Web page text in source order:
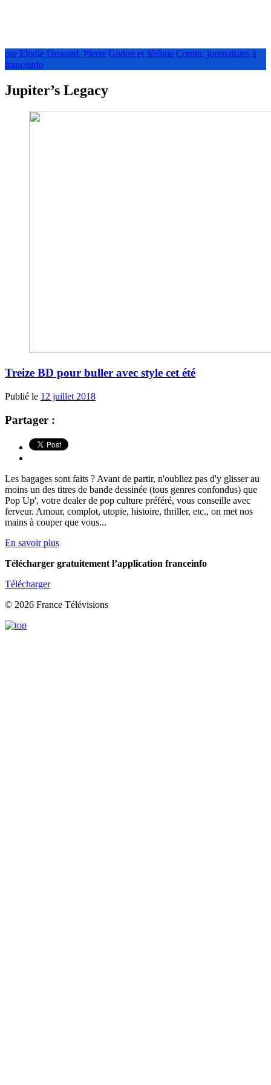
par Elodie Drouard, Pierre Godon et Jérôme Comin, journalistes à
franceinfo
Jupiter’s Legacy
Treize BD pour buller avec style cet été
Publié le 12 juillet 2018
Partager :
Les bagages sont faits ? Avant de partir, n'oubliez pas d'y glisser au
moins un des titres de bande dessinée (tous genres confondus) que
Pop Up', votre dealer de pop culture préféré, vous conseille avec
ferveur. Amour, complot, utopie, histoire, thriller, etc., on met nos
mains à couper que vous...
En savoir plus
Télécharger gratuitement l’application franceinfo
Télécharger
© 2026 France Télévisions